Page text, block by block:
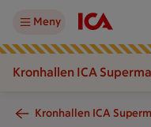
Meny
Kronhallen ICA
Kronhallen ICA